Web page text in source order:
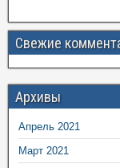
Свежие
Архивы
Апрель 2021
Март 2021